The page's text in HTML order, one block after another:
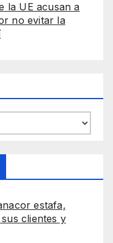
la UE acusan a
no evitar la
estafa,
clientes y